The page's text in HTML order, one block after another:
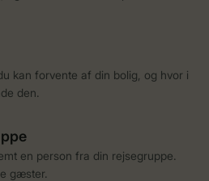
kan forvente af din bolig, og hvor i
den.
en person fra din rejsegruppe.
gæster.